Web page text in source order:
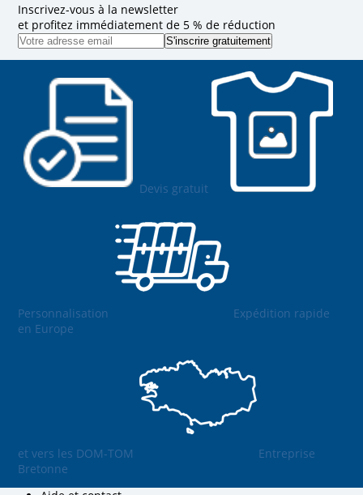
Inscrivez-vous à la newsletter
et profitez immédiatement de 5 % de réduction
Devis gratuit
Personnalisation
Expédition rapide
en Europe
et vers les DOM-TOM
Entreprise
Bretonne